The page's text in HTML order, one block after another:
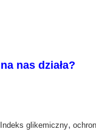
nas działa?
Indeks glikemiczny,